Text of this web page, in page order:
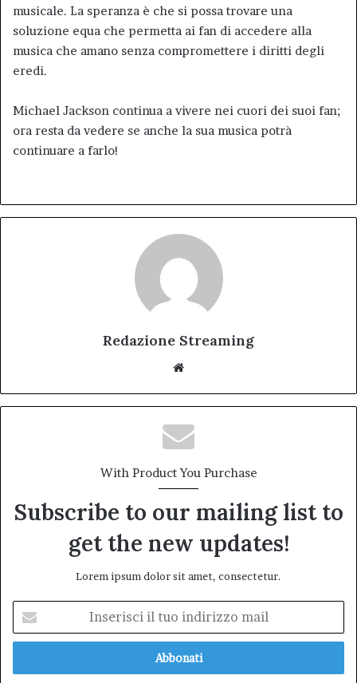
musicale. La speranza è che si possa trovare una
soluzione equa che permetta ai fan di accedere alla
musica che amano senza compromettere i diritti degli
eredi.
Michael Jackson continua a vivere nei cuori dei suoi fan;
ora resta da vedere se anche la sua musica potrà
continuare a farlo!
Redazione Streaming
With Product You Purchase
Subscribe to our mailing list to
get the new updates!
Lorem ipsum dolor sit amet, consectetur.
tuo
mail